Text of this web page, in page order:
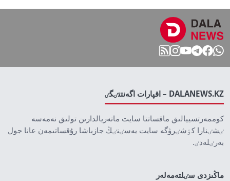
DALANEWS.KZ – اقپارات اگەنتتٸگٸ
كوممەرتسييالىق ماقساتتا سايت ماتەريالدارىن تولىق نەمەسە
ٸشٸنارا كٶشٸرۋگە سايت يەسٸنٸڭ جازباشا رۇقساتىمەن عانا جول
بەرٸلەدٸ.
ماڭىزدى سٸلتەمەلەر